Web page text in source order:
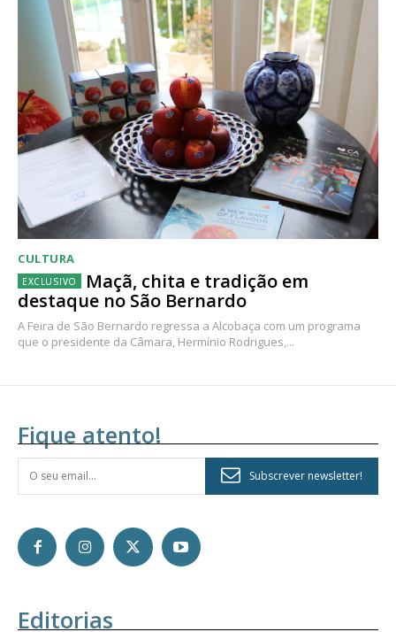
CULTURA
Maçã, chita e tradição em
destaque no São Bernardo
A Feira de São Bernardo regressa a Alcobaça com um programa
que o presidente da Câmara, Hermínio Rodrigues,...
Fique atento!
Subscrever newsletter!
Editorias